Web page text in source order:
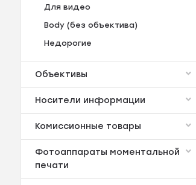
Для видео
Body (без объектива)
Недорогие
Объективы
Носители информации
Комиссионные товары
Фотоаппараты моментальной
печати